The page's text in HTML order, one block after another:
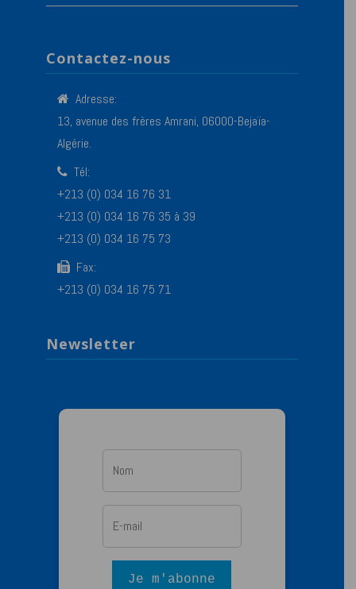
Contactez-nous
Adresse:
13, avenue des frères Amrani, 06000-Bejaïa-
Algérie.
Tél:
+213 (0) 034 16 76 31
+213 (0) 034 16 76 35 à 39
+213 (0) 034 16 75 73
Fax:
+213 (0) 034 16 75 71
Newsletter
Je m'abonne